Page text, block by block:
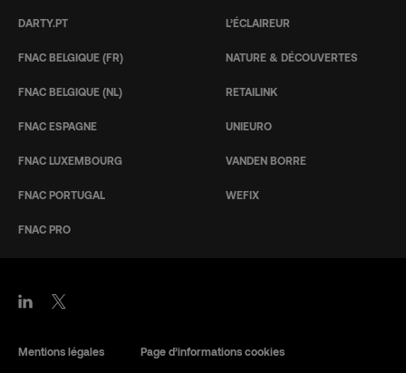
DARTY.PT
FNAC BELGIQUE (FR)
FNAC BELGIQUE (NL)
FNAC ESPAGNE
FNAC LUXEMBOURG
FNAC PORTUGAL
FNAC PRO
L’ÉCLAIREUR
NATURE & DÉCOUVERTES
RETAILINK
UNIEURO
VANDEN BORRE
WEFIX
Mentions légales Page d’informations cookies